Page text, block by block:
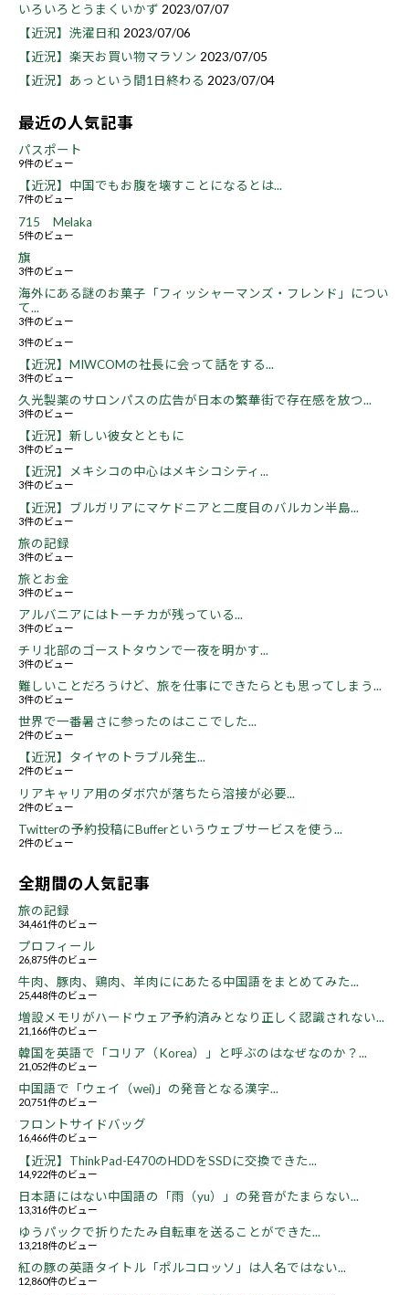
いろいろとうまくいかず 2023/07/07
【近況】洗濯日和 2023/07/06
【近況】楽天お買い物マラソン 2023/07/05
【近況】あっという間1日終わる 2023/07/04
最近の人気記事
パスポート
9件のビュー
【近況】中国でもお腹を壊すことになるとは...
7件のビュー
715 Melaka
5件のビュー
旗
3件のビュー
海外にある謎のお菓子「フィッシャーマンズ・フレンド」につい
て...
3件のビュー
3件のビュー
【近況】MIWCOMの社長に会って話をする...
3件のビュー
久光製薬のサロンパスの広告が日本の繁華街で存在感を放つ...
3件のビュー
【近況】新しい彼女とともに
3件のビュー
【近況】メキシコの中心はメキシコシティ...
3件のビュー
【近況】ブルガリアにマケドニアと二度目のバルカン半島...
3件のビュー
旅の記録
3件のビュー
旅とお金
3件のビュー
アルバニアにはトーチカが残っている...
3件のビュー
チリ北部のゴーストタウンで一夜を明かす...
3件のビュー
難しいことだろうけど、旅を仕事にできたらとも思ってしまう...
3件のビュー
世界で一番暑さに参ったのはここでした...
2件のビュー
【近況】タイヤのトラブル発生...
2件のビュー
リアキャリア用のダボ穴が落ちたら溶接が必要...
2件のビュー
Twitterの予約投稿にBufferというウェブサービスを使う...
2件のビュー
全期間の人気記事
旅の記録
34,461件のビュー
プロフィール
26,875件のビュー
牛肉、豚肉、鶏肉、羊肉ににあたる中国語をまとめてみた...
25,448件のビュー
増設メモリがハードウェア予約済みとなり正しく認識されない...
21,166件のビュー
韓国を英語で「コリア（Korea）」と呼ぶのはなぜなのか？...
21,052件のビュー
中国語で「ウェイ（wei)」の発音となる漢字...
20,751件のビュー
フロントサイドバッグ
16,466件のビュー
【近況】ThinkPad-E470のHDDをSSDに交換できた...
14,922件のビュー
日本語にはない中国語の「雨（yu）」の発音がたまらない...
13,316件のビュー
ゆうパックで折りたたみ自転車を送ることができた...
13,218件のビュー
紅の豚の英語タイトル「ポルコロッソ」は人名ではない...
12,860件のビュー